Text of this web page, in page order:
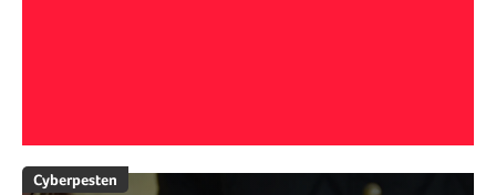
Cyberpesten